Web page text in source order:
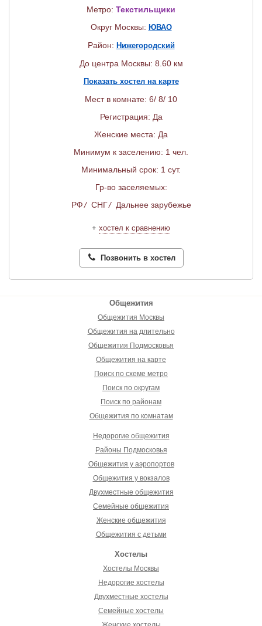
Метро: Текстильщики
Округ Москвы: ЮВАО
Район: Нижегородский
До центра Москвы: 8.60 км
Показать хостел на карте
Мест в комнате: 6/ 8/ 10
Регистрация: Да
Женские места: Да
Минимум к заселению: 1 чел.
Минимальный срок: 1 сут.
Гр-во заселяемых:
РФ/ СНГ/ Дальнее зарубежье
+ хостел к сравнению
Позвонить в хостел
Общежития
Общежития Москвы
Общежития на длительно
Общежития Подмосковья
Общежития на карте
Поиск по схеме метро
Поиск по округам
Поиск по районам
Общежития по комнатам
Недорогие общежития
Районы Подмосковья
Общежития у аэропортов
Общежития у вокзалов
Двухместные общежития
Семейные общежития
Женские общежития
Общежития с детьми
Хостелы
Хостелы Москвы
Недорогие хостелы
Двухместные хостелы
Семейные хостелы